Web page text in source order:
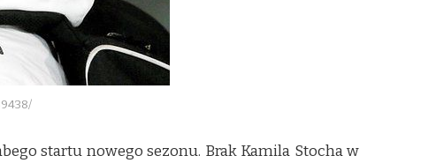
startu nowego sezonu. Brak Kamila Stocha w